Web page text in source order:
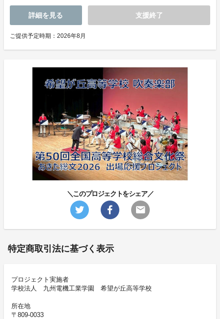
詳細を見る 支援終了
ご提供予定時期：2026年8月
＼このプロジェクトをシェア／
特定商取引法に基づく表示
プロジェクト実施者
学校法人 九州電機工業学園 希望が丘高等学校
所在地
〒809-0033